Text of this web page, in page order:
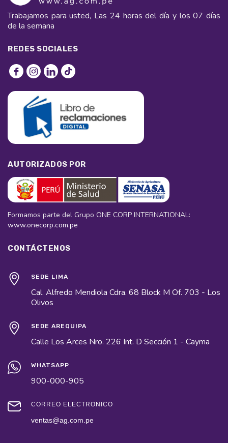
Trabajamos para usted, Las 24 horas del día y los 07 días
de la semana
REDES SOCIALES
AUTORIZADOS POR
Formamos parte del Grupo ONE CORP INTERNATIONAL:
www.onecorp.com.pe
CONTÁCTENOS
SEDE LIMA
Cal. Alfredo Mendiola Cdra. 68 Block M Of. 703 - Los
Olivos
SEDE AREQUIPA
Calle Los Arces Nro. 226 Int. D Sección 1 - Cayma
WHATSAPP
900-000-905
CORREO ELECTRÓNICO
ventas@ag.com.pe